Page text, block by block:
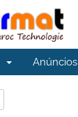
Anúncios